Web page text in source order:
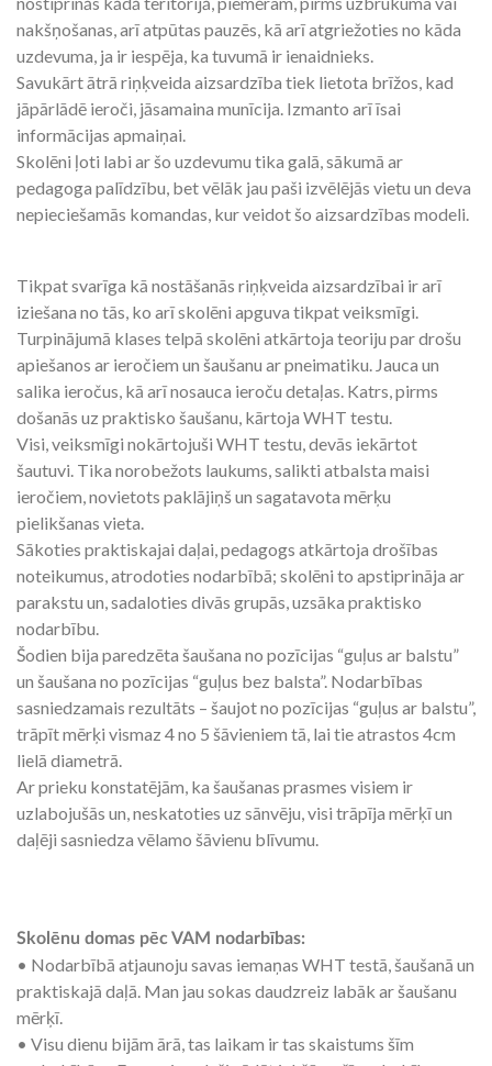
nakšņošanas, arī atpūtas pauzēs, kā arī atgriežoties no kāda
uzdevuma, ja ir iespēja, ka tuvumā ir ienaidnieks.
Savukārt ātrā riņķveida aizsardzība tiek lietota brīžos, kad
jāpārlādē ieroči, jāsamaina munīcija. Izmanto arī īsai
informācijas apmaiņai.
Skolēni ļoti labi ar šo uzdevumu tika galā, sākumā ar
pedagoga palīdzību, bet vēlāk jau paši izvēlējās vietu un deva
nepieciešamās komandas, kur veidot šo aizsardzības modeli.
Tikpat svarīga kā nostāšanās riņķveida aizsardzībai ir arī
iziešana no tās, ko arī skolēni apguva tikpat veiksmīgi.
Turpinājumā klases telpā skolēni atkārtoja teoriju par drošu
apiešanos ar ieročiem un šaušanu ar pneimatiku. Jauca un
salika ieročus, kā arī nosauca ieroču detaļas. Katrs, pirms
došanās uz praktisko šaušanu, kārtoja WHT testu.
Visi, veiksmīgi nokārtojuši WHT testu, devās iekārtot
šautuvi. Tika norobežots laukums, salikti atbalsta maisi
ieročiem, novietots paklājiņš un sagatavota mērķu
pielikšanas vieta.
Sākoties praktiskajai daļai, pedagogs atkārtoja drošības
noteikumus, atrodoties nodarbībā; skolēni to apstiprināja ar
parakstu un, sadaloties divās grupās, uzsāka praktisko
nodarbību.
Šodien bija paredzēta šaušana no pozīcijas “guļus ar balstu”
un šaušana no pozīcijas “guļus bez balsta”. Nodarbības
sasniedzamais rezultāts – šaujot no pozīcijas “guļus ar balstu”,
trāpīt mērķi vismaz 4 no 5 šāvieniem tā, lai tie atrastos 4cm
lielā diametrā.
Ar prieku konstatējām, ka šaušanas prasmes visiem ir
uzlabojušās un, neskatoties uz sānvēju, visi trāpīja mērķī un
daļēji sasniedza vēlamo šāvienu blīvumu.
Skolēnu domas pēc VAM nodarbības:
• Nodarbībā atjaunoju savas iemaņas WHT testā, šaušanā un
praktiskajā daļā. Man jau sokas daudzreiz labāk ar šaušanu
mērķī.
• Visu dienu bijām ārā, tas laikam ir tas skaistums šīm